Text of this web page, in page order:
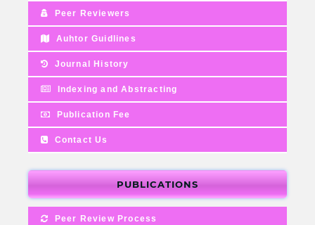
Peer Reviewers
Auhtor Guidlines
Journal History
Indexing and Abstracting
Publication Fee
Contact Us
PUBLICATIONS
Peer Review Process